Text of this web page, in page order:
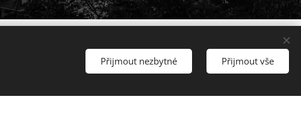
Přijmout nezbytné Přijmout vše